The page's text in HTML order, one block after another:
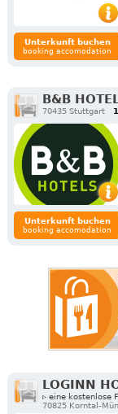
Unterkunft buchen
booking accomodation
B&B
70435 Stuttgart
Unterkunft buchen
booking accomodation
LOGINN
▹ eine kostenlose
70825 Korntal-